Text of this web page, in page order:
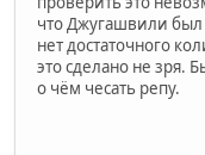
что Джугашвили
нет достаточного
это сделано не зря.
о чём чесать репу.